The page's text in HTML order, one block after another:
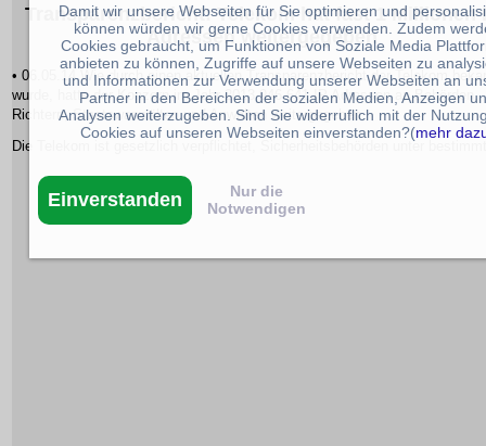
Transparenzbericht: Telekom hat fast 1 Millionen
Adressen weitergegeben
• 06.05.14 Wie durch einen aktuellen Transparenzbericht der Telekom
wurde, hatte der Konzern im Jahr 2013 946.641 IP Adressen an Behörden,
Richtern, Staatswanwälten und Anwälten weitergegeben.
Die Telekom ist gesetzlich verpflichtet, Sicherheitsbehörden unter
Damit wir unsere Webseiten für Sie optimieren und
können würden wir gerne Cookies verwenden. Zudem
Cookies gebraucht, um Funktionen von Soziale Media
anbieten zu können, Zugriffe auf unsere Webseiten zu
und Informationen zur Verwendung unserer Webseiten an
Partner in den Bereichen der sozialen Medien, Anzeigen
Analysen weiterzugeben. Sind Sie widerruflich mit der
Cookies auf unseren Webseiten einverstanden?(mehr
Einverstanden
Nur die
Notwendigen